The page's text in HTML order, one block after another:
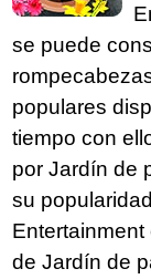
se puede
populares
tiempo con
por Jardín de
su
de Jardín de